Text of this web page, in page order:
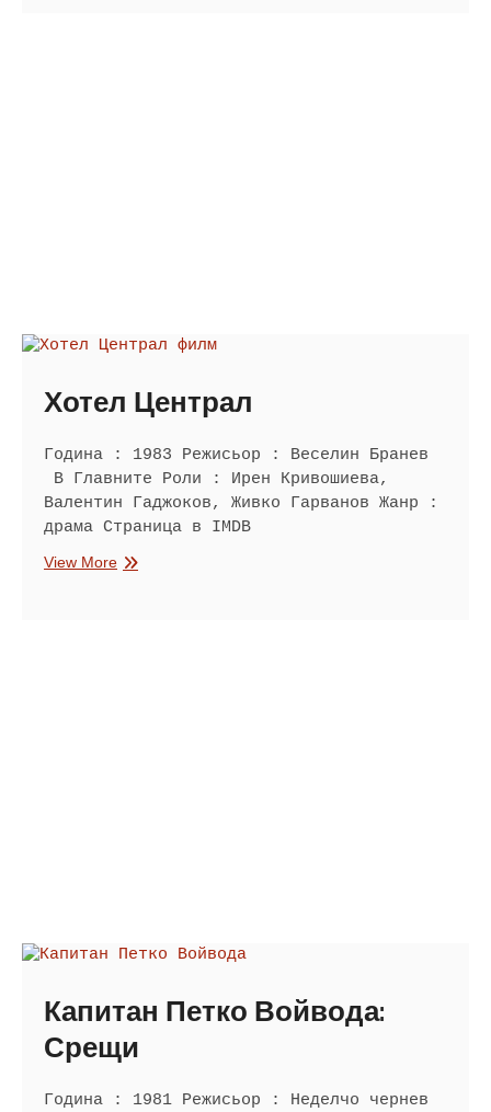
Хотел Централ
Година : 1983 Режисьор : Веселин Бранев
В Главните Роли : Ирен Кривошиева,
Валентин Гаджоков, Живко Гарванов Жанр :
драма Страница в IMDB
View MoreХотел
Капитан Петко Войвода:
Срещи
Година : 1981 Режисьор : Неделчо чернев